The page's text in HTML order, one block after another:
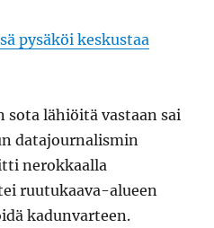
pysäköi keskustaa
sota lähiöitä vastaan sai
datajournalismin
nerokkaalla
ruutukaava-alueen
kadunvarteen.